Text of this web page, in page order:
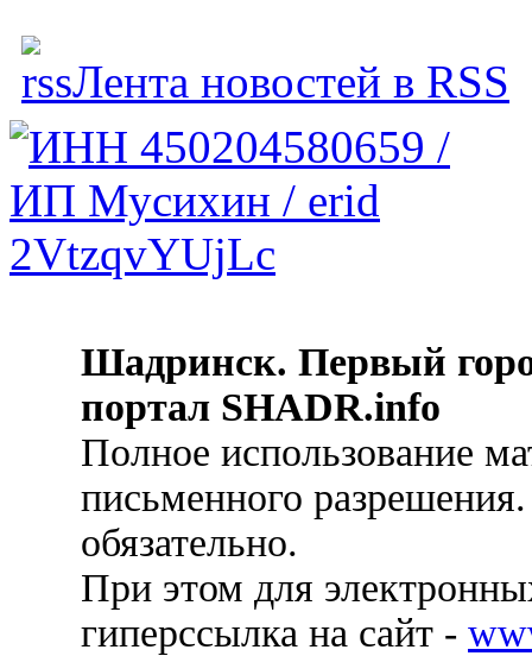
Лента новостей в RSS
Шадринск. Первый
портал SHADR.info
Полное использование
письменного
обязательно.
При этом для
гиперссылка на сайт -